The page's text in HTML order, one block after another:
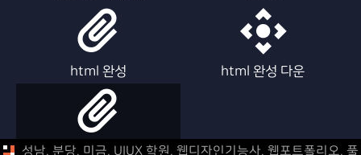
html 완성 html 완성 다운
html 제작영상
성남, 분당, 미금, UIUX 학원, 웹디자인기능사, 웹포트폴리오, 풀